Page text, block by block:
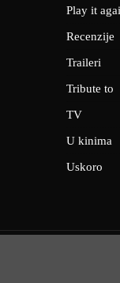
Play it
Recenzije
Traileri
Tribute to
TV
U kinima
Uskoro